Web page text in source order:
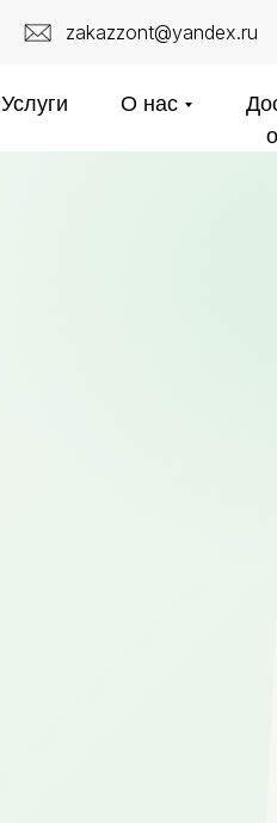
zakazzont@yandex.ru
О нас
Услуги